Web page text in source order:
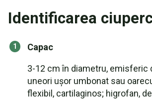
Identificarea
Capac
3-12 cm în diametru, emisferic
uneori ușor umbonat sau
flexibil, cartilaginos; higrofan,